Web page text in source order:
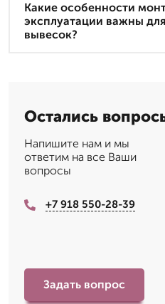
Какие особенности
эксплуатации важны
вывесок?
Остались
Напишите нам и мы
ответим на все Ваши
вопросы
+7 918 550-28-39
Задать вопрос